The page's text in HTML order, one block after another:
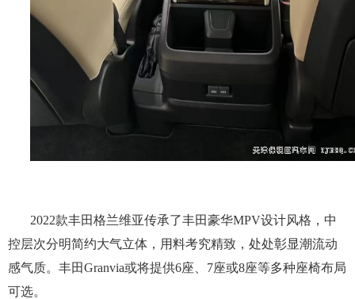
2022款丰田格兰维亚传承了丰田豪华MPV设计风格，中
控层次分明简约大气立体，用料考究精致，处处彰显潮流动
感气质。丰田Granvia或将提供6座、7座或8座等多种座椅布局
可选。